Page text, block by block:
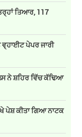
ਤਿਆਰ, 117
ਪੇਪਰ ਜਾਰੀ
ਨੇ ਸ਼ਹਿਰ ਵਿੱਚ ਕੱਢਿਆ
ਪੇਸ਼ ਕੀਤਾ ਗਿਆ ਨਾਟਕ